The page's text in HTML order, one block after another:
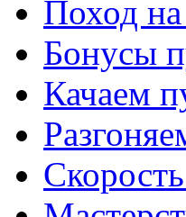
Поход
Бонусы
Качаем